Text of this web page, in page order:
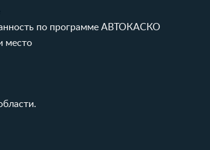
по программе АВТОКАСКО
место